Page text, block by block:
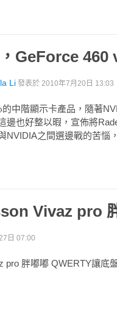
GeForce 460
Li 發表於 2010年7月20日 13:03
中階顯示卡產品，隨著
邊也好整以暇，宣佈將
NVIDIA之間選邊戰的苦惱
Vivaz pro
日 07:00
pro 胖嘟嘟 QWERTY讓底